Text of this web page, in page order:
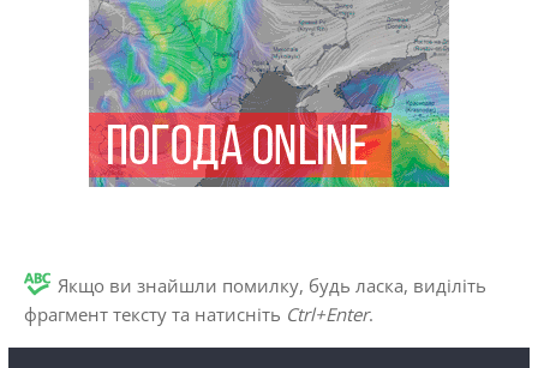
Якщо ви знайшли помилку, будь ласка, виділіть
фрагмент тексту та натисніть Ctrl+Enter.